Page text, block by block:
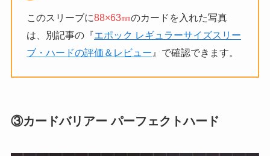
このスリーブに88×63㎜のカードを入れた写真
は、別記事の『エポック レギュラーサイズスリー
ブ・ハードの評価＆レビュー 』で確認できます。
③カードバリアー パーフェクトハード